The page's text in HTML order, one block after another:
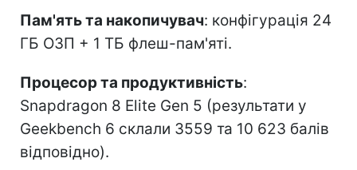
Пам'ять та накопичувач: конфігурація 24
ГБ ОЗП + 1 ТБ флеш-пам'яті.
Процесор та продуктивність:
Snapdragon 8 Elite Gen 5 (результати у
Geekbench 6 склали 3559 та 10 623 балів
відповідно).